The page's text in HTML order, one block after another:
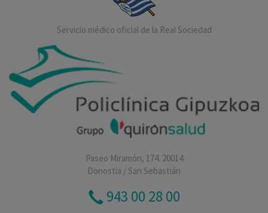
Servicio médico oficial de la Real Sociedad
Paseo Miramón, 174. 20014
Donostia / San Sebastián
943 00 28 00